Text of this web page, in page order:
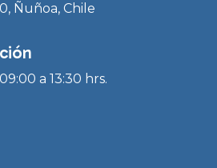
Ñuñoa, Chile
a 13:30 hrs.